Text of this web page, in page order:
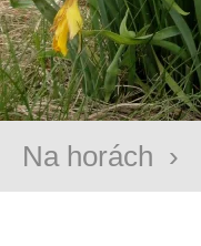
Na horách ›